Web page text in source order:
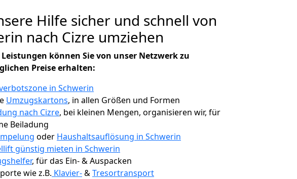
Hilfe sicher und schnell von
nach Cizre umziehen
Leistungen können Sie von unser Netzwerk zu
Preise erhalten:
in Schwerin
Umzugskartons, in allen Größen und Formen
nach Cizre, bei kleinen Mengen, organisieren wir, für
Beiladung
oder Haushaltsauflösung in Schwerin
günstig mieten in Schwerin
, für das Ein- & Auspacken
wie z.B. Klavier-&Tresortransport